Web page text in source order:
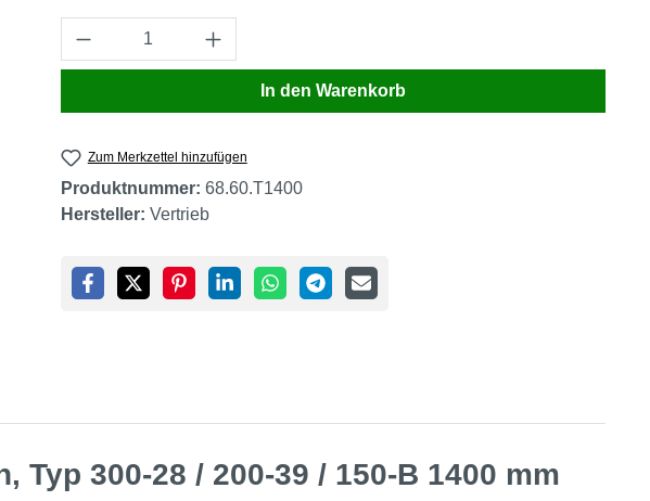
Produkt Anzahl: Gib den gewünschten Wert ein
In den Warenkorb
Zum Merkzettel hinzufügen
Produktnummer: 68.60.T1400
Hersteller: Vertrieb
300-28 / 200-39 / 150-B 1400 mm